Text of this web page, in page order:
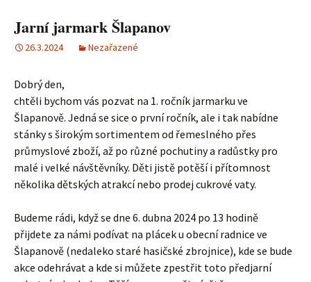
Jarní jarmark Šlapanov
26.3.2024 Nezařazené
Dobrý den,
chtěli bychom vás pozvat na 1. ročník jarmarku ve
Šlapanově. Jedná se sice o první ročník, ale i tak nabídne
stánky s širokým sortimentem od řemeslného přes
průmyslové zboží, až po různé pochutiny a radůstky pro
malé i velké návštěvníky. Děti jistě potěší i přítomnost
několika dětských atrakcí nebo prodej cukrové vaty.
Budeme rádi, když se dne 6. dubna 2024 po 13 hodině
přijdete za námi podívat na plácek u obecní radnice ve
Šlapanově (nedaleko staré hasičské zbrojnice), kde se bude
akce odehrávat a kde si můžete zpestřit toto předjarní